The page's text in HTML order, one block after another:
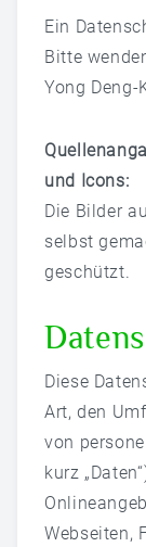
KONTAKT &
Kontaktformular
ANGEBOT
Ein
Bitte
Yong Deng-
und Icons:
Die Bilder
selbst
geschützt.
Diese
Art, den
von
kurz
Webseiten,